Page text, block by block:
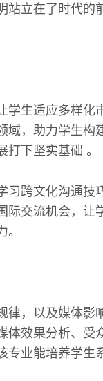
站立在了时代的
学生适应多样化
域，助力学生构
下坚实基础 。
习跨文化沟通技
交流机会，让
，以及媒体影
体效果分析、受
专业能培养学生